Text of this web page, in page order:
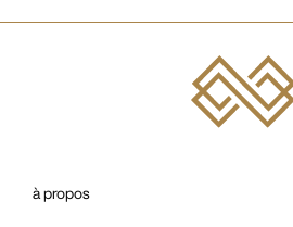
à propos